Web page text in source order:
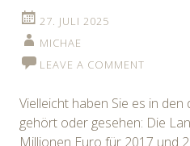
27. JULI 2025
MICHAE
LEAVE A COMMENT
Vielleicht haben Sie es in
gehört oder gesehen: Die
Millionen Euro für 2017 und